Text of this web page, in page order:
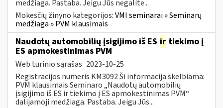
medžiaga. Pastaba. Jeigu Jūs negalite...
Mokesčių žinyno kategorijos:VMI seminarai » Seminarų
medžiaga » PVM klausimais
Naudotų automobilių įsigijimo iš ES ir tiekimo į
ES apmokestinimas PVM
Web turinio sąrašas 2023-10-25
Registracijos numeris KM3092 Ši informacija skelbiama:
PVM klausimais Seminaro „Naudotų automobilių
įsigijimo iš ES ir tiekimo į ES apmokestinimas PVM“
dalijamoji medžiaga. Pastaba. Jeigu Jūs...